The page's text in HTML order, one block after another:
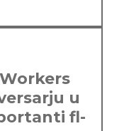
u
fl-